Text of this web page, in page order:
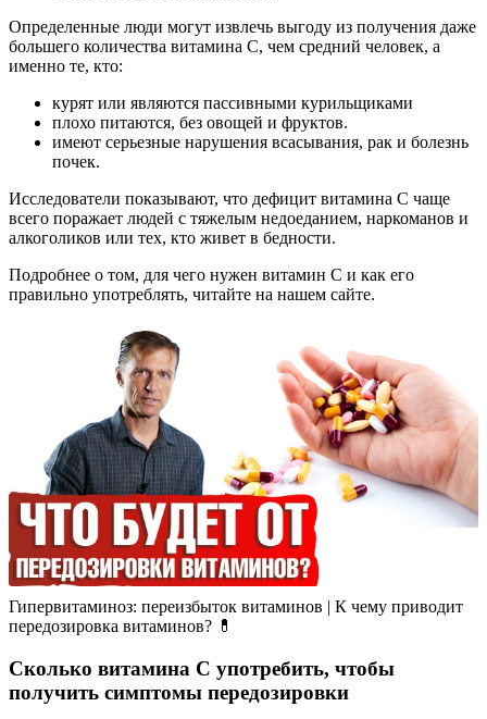
Определенные люди могут извлечь выгоду из получения даже
большего количества витамина С, чем средний человек, а
именно те, кто:
курят или являются пассивными курильщиками
плохо питаются, без овощей и фруктов.
имеют серьезные нарушения всасывания, рак и болезнь
почек.
Исследователи показывают, что дефицит витамина С чаще
всего поражает людей с тяжелым недоеданием, наркоманов и
алкоголиков или тех, кто живет в бедности.
Подробнее о том, для чего нужен витамин С и как его
правильно употреблять, читайте на нашем сайте.
Гипервитаминоз: переизбыток витаминов | К чему приводит
передозировка витаминов? 💊
Сколько витамина С употребить, чтобы
получить симптомы передозировки